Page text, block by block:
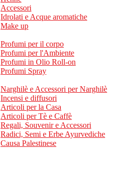
Accessori
Idrolati e Acque aromatiche
Make up
Profumi per il corpo
Profumi per l'Ambiente
Profumi in Olio Roll-on
Profumi Spray
Narghilè e Accessori per Narghilè
Incensi e diffusori
Articoli per la Casa
Articoli per Tè e Caffè
Regali, Souvenir e Accessori
Radici, Semi e Erbe Ayurvediche
Causa Palestinese